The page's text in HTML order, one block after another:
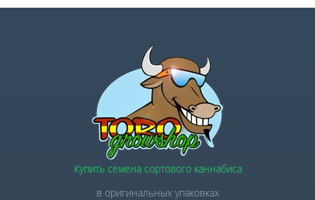
Купить семена сортового каннабиса
в оригинальных упаковках